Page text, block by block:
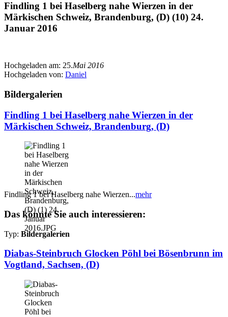
Findling 1 bei Haselberg nahe Wierzen in der
Märkischen Schweiz, Brandenburg, (D) (10) 24.
Januar 2016
Hochgeladen am: 25.Mai 2016
Hochgeladen von: Daniel
Bildergalerien
Findling 1 bei Haselberg nahe Wierzen in der
Märkischen Schweiz, Brandenburg, (D)
Findling 1 bei Haselberg nahe Wierzen...mehr
Das könnte Sie auch interessieren:
Typ: Bildergalerien
Diabas-Steinbruch Glocken Pöhl bei Bösenbrunn im
Vogtland, Sachsen, (D)